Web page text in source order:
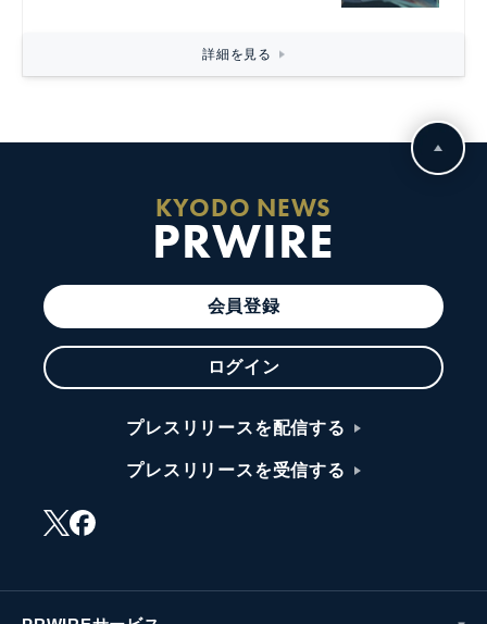
詳細を見る
KYODO NEWS
PRWIRE
会員登録
ログイン
プレスリリースを配信する
プレスリリースを受信する